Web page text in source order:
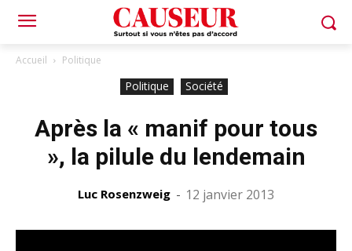
Accueil Politique
Politique Société
Après la « manif pour tous
», la pilule du lendemain
Luc Rosenzweig - 12 janvier 2013